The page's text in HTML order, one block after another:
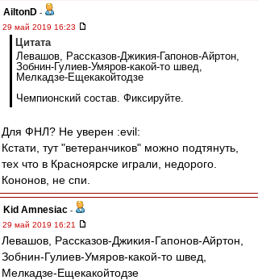
AiltonD -
29 май 2019 16:23
Цитата
Левашов, Рассказов-Джикия-Гапонов-Айртон,
Зобнин-Гулиев-Умяров-какой-то швед,
Мелкадзе-Ещекакойтодзе
Чемпионский состав. Фиксируйте.
Для ФНЛ? Не уверен :evil:
Кстати, тут "ветеранчиков" можно подтянуть,
тех что в Красноярске играли, недорого.
Кононов, не спи.
Kid Amnesiac -
29 май 2019 16:21
Левашов, Рассказов-Джикия-Гапонов-Айртон,
Зобнин-Гулиев-Умяров-какой-то швед,
Мелкадзе-Ещекакойтодзе